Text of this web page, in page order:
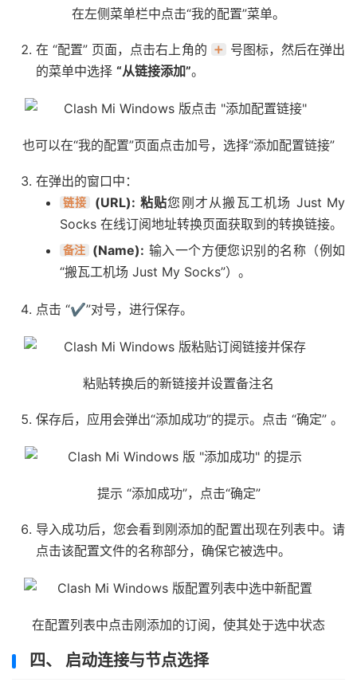
在左侧菜单栏中点击“我的配置”菜单。
在 “配置” 页面，点击右上角的 ➕
号图标，然后在弹出
的菜单中选择 “从链接添加”。
也可以在“我的配置”页面点击加号，选择“添加配置链接”
在弹出的窗口中：
链接 (URL): 粘贴您刚才从搬瓦工机场 Just My
Socks 在线订阅地址转换页面获取到的转换链接。
备注 (Name): 输入一个方便您识别的名称（例如
“搬瓦工机场 Just My Socks”）。
点击 “✔”对号，进行保存。
粘贴转换后的新链接并设置备注名
保存后，应用会弹出“添加成功”的提示。点击 “确定” 。
提示 “添加成功”，点击“确定”
导入成功后，您会看到刚添加的配置出现在列表中。请
点击该配置文件的名称部分，确保它被选中。
在配置列表中点击刚添加的订阅，使其处于选中状态
四、 启动连接与节点选择